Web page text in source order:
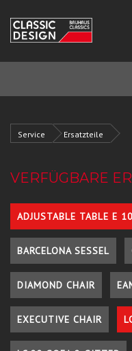
Service Ersatzteile
VERFÜGBARE
ADJUSTABLE TABLE E
BARCELONA SESSEL
DIAMOND CHAIR
EXECUTIVE CHAIR